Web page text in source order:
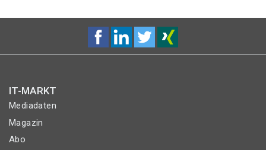
IT-MARKT
Mediadaten
Magazin
Abo